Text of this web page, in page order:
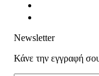
Newsletter
Κάνε την εγγραφή